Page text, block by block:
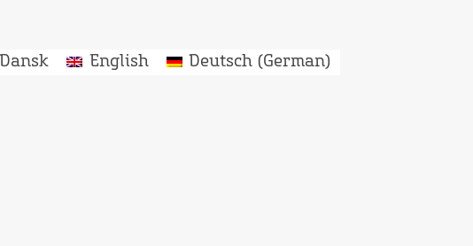
Dansk English Deutsch(German)